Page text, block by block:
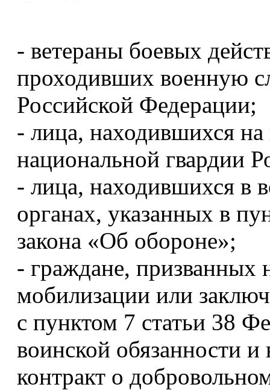
- ветераны боевых
проходивших военную
Российской Федерации;
- лица, находившихся
национальной гвардии
- лица, находившихся в
органах, указанных в
закона «Об обороне»;
- граждане, призванных
мобилизации или
с пунктом 7 статьи 38
воинской обязанности
контракт о